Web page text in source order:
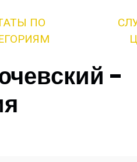
ПО
-